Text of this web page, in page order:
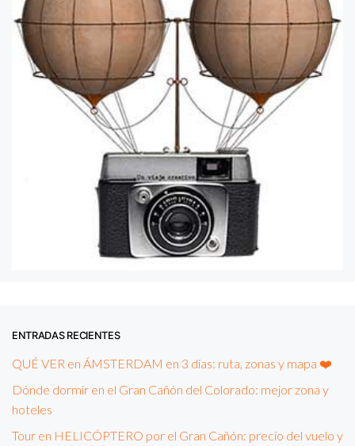
ENTRADAS RECIENTES
QUÉ VER en ÁMSTERDAM en 3 días: ruta, zonas y mapa ❤️
Dónde dormir en el Gran Cañón del Colorado: mejor zona y
hoteles
Tour en HELICÓPTERO por el Gran Cañón: precio del vuelo y